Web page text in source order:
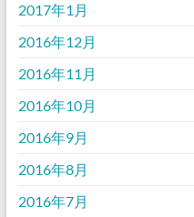
2017年1月
2016年12月
2016年11月
2016年10月
2016年9月
2016年8月
2016年7月